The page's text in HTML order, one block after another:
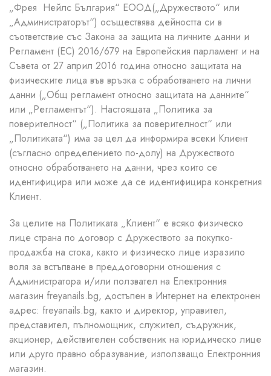
„Фрея Нейлс България“ ЕООД(„Дружеството“ или
„Администраторът“) осъществява дейността си в
съответствие със Закона за защита на личните данни и
Регламент (ЕС) 2016/679 на Европейския парламент и на
Съвета от 27 април 2016 година относно защитата на
физическите лица във връзка с обработването на лични
данни („Общ регламент относно защитата на данните“
или „Регламентът“). Настоящата „Политика за
поверителност“ („Политика за поверителност“ или
„Политиката“) има за цел да информира всеки Клиент
(съгласно определението по-долу) на Дружеството
относно обработването на данни, чрез които се
идентифицира или може да се идентифицира конкретния
Клиент.
За целите на Политиката „Клиент“ е всяко физическо
лице страна по договор с Дружеството за покупко-
продажба на стока, както и физическо лице изразило
воля за встъпване в преддоговорни отношения с
Администратора и/или ползвател на Електронния
магазин freyanails.bg, достъпен в Интернет на електронен
адрес: freyanails.bg, както и директор, управител,
представител, пълномощник, служител, съдружник,
акционер, действителен собственик на юридическо лице
или друго правно образувание, използващо Електронния
магазин.